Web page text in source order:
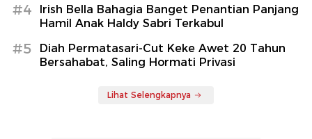
#4
Irish Bella Bahagia Banget Penantian Panjang
Hamil Anak Haldy Sabri Terkabul
#5
Diah Permatasari-Cut Keke Awet 20 Tahun
Bersahabat, Saling Hormati Privasi
Lihat Selengkapnya